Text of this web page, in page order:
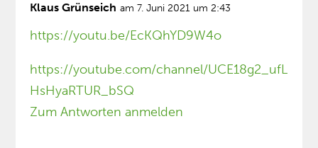
Klaus Grünseich am 7. Juni 2021 um 2:43
https://youtu.be/EcKQhYD9W4o
https://youtube.com/channel/UCE18g2_ufL
HsHyaRTUR_bSQ
Zum Antworten anmelden